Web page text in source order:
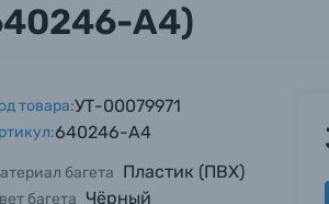
A4)
товара:УТ-00079971
640246-A4
багета Пластик (ПВХ)
багета Чёрный